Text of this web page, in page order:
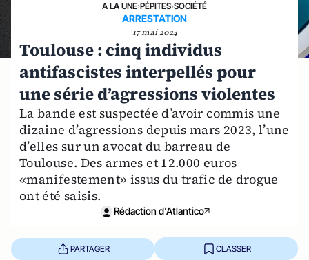
A LA UNE›PÉPITES›SOCIÉTÉ
ARRESTATION
17 mai 2024
Toulouse : cinq individus
antifascistes interpellés pour
une série d’agressions violentes
La bande est suspectée d’avoir commis une
dizaine d’agressions depuis mars 2023, l’une
d’elles sur un avocat du barreau de
Toulouse. Des armes et 12.000 euros
«manifestement» issus du trafic de drogue
ont été saisis.
Rédaction d'Atlantico
PARTAGER CLASSER